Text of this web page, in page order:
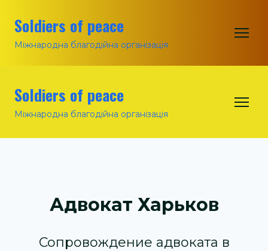
Soldiers of peace
Міжнародна благодійна організація
Soldiers of peace
Міжнародна благодійна організація
Адвокат Харьков
Сопровождение адвоката в